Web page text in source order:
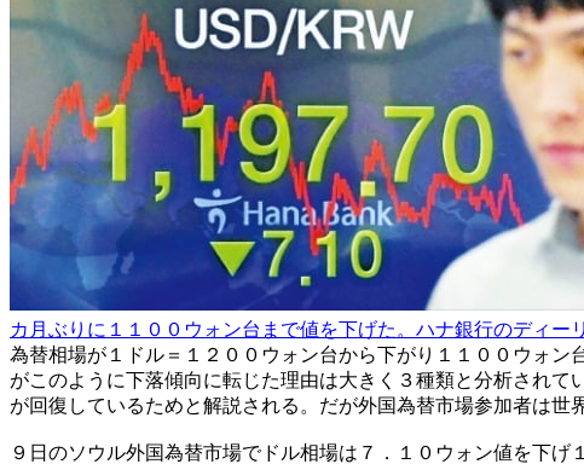
カ月ぶりに１１００ウォン台まで値を下げた。ハナ銀行のディ
為替相場が１ドル＝１２００ウォン台から下がり１１００ウォ
がこのように下落傾向に転じた理由は大きく３種類と分析され
が回復しているためと解説される。だが外国為替市場参加者は
９日のソウル外国為替市場でドル相場は７．１０ウォン値を下